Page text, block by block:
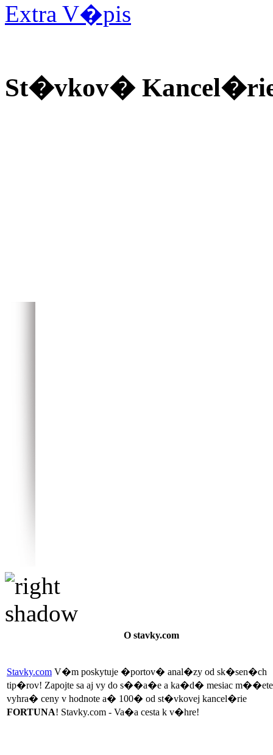
Extra V�pis
St�vkov�
O stavky.com
Stavky.com V�m poskytuje �portov� anal�zy od sk�sen�ch
tip�rov! Zapojte sa aj vy do s��a�e a ka�d� mesiac m��ete
vyhra� ceny v hodnote a� 100� od st�vkovej kancel�rie
FORTUNA! Stavky.com - Va�a cesta k v�hre!